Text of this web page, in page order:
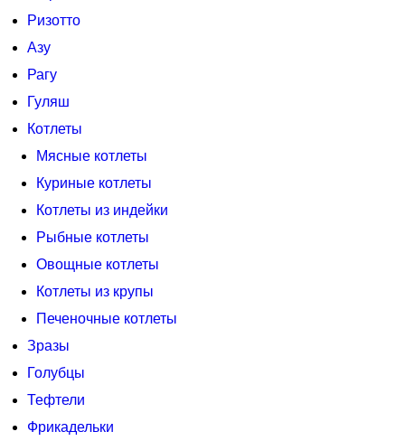
Ризотто
Азу
Рагу
Гуляш
Котлеты
Мясные котлеты
Куриные котлеты
Котлеты из индейки
Рыбные котлеты
Овощные котлеты
Котлеты из крупы
Печеночные котлеты
Зразы
Голубцы
Тефтели
Фрикадельки